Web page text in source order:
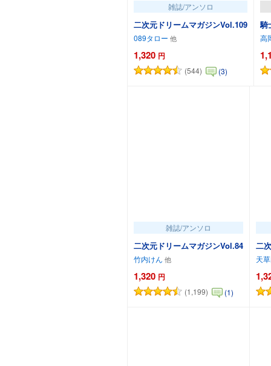
雑誌/アンソロ
二次元ドリームマガジンVol.109
089タロー
1,320 円
(544) (3)
カートに追加
騎
高
雑誌/アンソロ
二次元ドリームマガジンVol.84
竹内けん
1,320 円
(1,199) (1)
カートに追加
二
天